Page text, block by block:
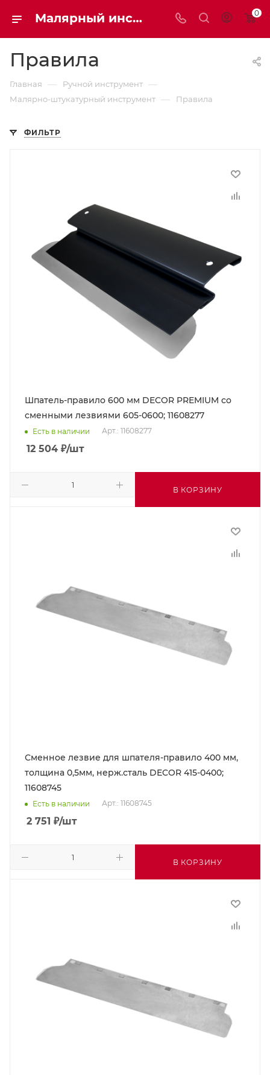
Малярный инструмент | Мaxim-stroy 0
Правила
Главная — Ручной инструмент —
Малярно-штукатурный инструмент — Правила
ФИЛЬТР
Шпатель-правило 600 мм DECOR PREMIUM со
сменными лезвиями 605-0600; 11608277
Есть в наличии Арт.: 11608277
12 504 ₽/шт
В КОРЗИНУ
Сменное лезвие для шпателя-правило 400 мм,
толщина 0,5мм, нерж.сталь DECOR 415-0400;
11608745
Есть в наличии Арт.: 11608745
2 751 ₽/шт
В КОРЗИНУ